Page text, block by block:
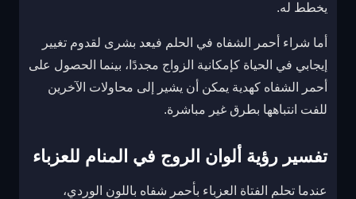
يخطط له.
أما شراء أحمر الشفاه في الحلم فيعد بشرى لقدوم تغيير
إيجابي في الحياة كإمكانية الزواج مجددًا، بينما الحصول على
أحمر الشفاه كهدية يمكن أن يشير إلى محاولات الآخرين
للفت انتباهها بطرق غير مباشرة.
تفسير رؤية ألوان الروج في المنام للعزباء
عندما تحلم الفتاة العزباء بأحمر شفاه باللون الوردي،